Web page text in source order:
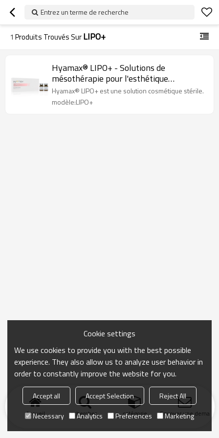
Entrez un terme de recherche
1 Produits Trouvés SurLIPO+
Hyamax® LIPO+ - Solutions de
mésothérapie pour l'esthétique
cosmétique des soins de la peau, support
en gros et sur mesure
Hyamax® LIPO+ est une solution cosmétique stérile.
modèle:LIPO+
Accueil chercher catégorie Envoyer une
Cookie settings
We use cookies to provide you with the best possible
experience. They also allow us to analyze user behavior in
order to constantly improve the website for you.
Accept all Accept Selection
Reject All
Necessary
Analytics Preferences Marketing